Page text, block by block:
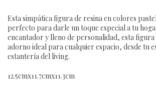
Esta simpática figura de resina en colores
perfecto para darle un toque especial a tu
encantador y lleno de personalidad, esta figura
adorno ideal para cualquier espacio, desde tu
estantería del living.
12.5cmx11.7cmx11.3cm